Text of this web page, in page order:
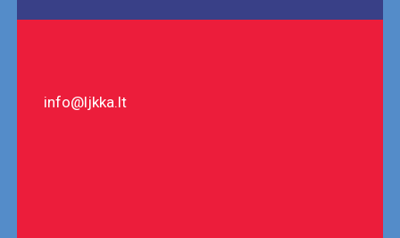
info@ljkka.lt